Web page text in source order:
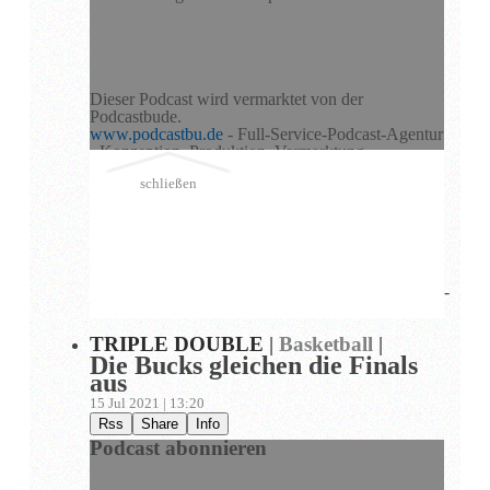
Dieser Podcast wird vermarktet von der
Podcastbude.
www.podcastbu.de - Full-Service-Podcast-Agentur
- Konzeption, Produktion, Vermarktung,
kostenlosen Podcast-Hosting-Angeboten. kostenlos-
schließen
TRIPLE DOUBLE |Basketball |
Die Bucks gleichen die Finals
aus
15 Jul 2021 | 13:20
Rss Share Info
Podcast abonnieren